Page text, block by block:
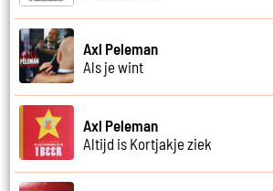
Axl Peleman
Als je wint
Axl Peleman
Altijd is Kortjakje ziek